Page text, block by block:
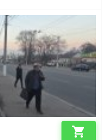
shopping_cart